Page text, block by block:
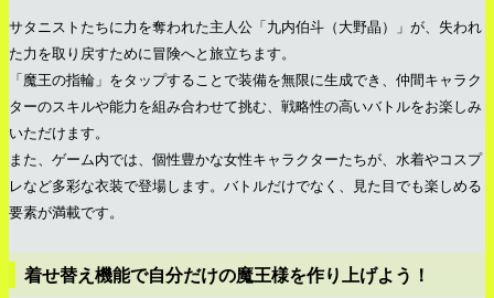
サタニストたちに力を奪われた主人公「九内伯斗（大野晶）」が、失われ
た力を取り戻すために冒険へと旅立ちます。
「魔王の指輪」をタップすることで装備を無限に生成でき、仲間キャラク
ターのスキルや能力を組み合わせて挑む、戦略性の高いバトルをお楽しみ
いただけます。
また、ゲーム内では、個性豊かな女性キャラクターたちが、水着やコスプ
レなど多彩な衣装で登場します。バトルだけでなく、見た目でも楽しめる
要素が満載です。
着せ替え機能で自分だけの魔王様を作り上げよう！